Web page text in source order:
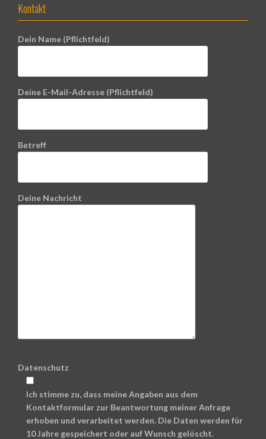
Kontakt
Dein Name (Pflichtfeld)
Deine E-Mail-Adresse (Pflichtfeld)
Betreff
Deine Nachricht
Datenschutz
Ich stimme zu, dass meine Angaben aus dem
Kontaktformular zur Beantwortung meiner Anfrage
erhoben und verarbeitet werden. Die Daten werden für
10 Jahre gespeichert oder auf Wunsch gelöscht.